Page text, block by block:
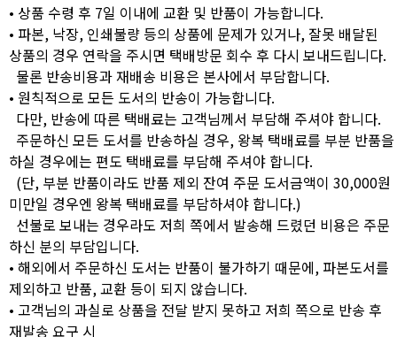
• 상품 수령 후 7일 이내에 교환 및 반품이 가능합니다.
• 파본, 낙장, 인쇄불량 등의 상품에 문제가 있거나, 잘못 배달된
상품의 경우 연락을 주시면 택배방문 회수 후 다시 보내드립니다.
물론 반송비용과 재배송 비용은 본사에서 부담합니다.
• 원칙적으로 모든 도서의 반송이 가능합니다.
다만, 반송에 따른 택배료는 고객님께서 부담해 주셔야 합니다.
주문하신 모든 도서를 반송하실 경우, 왕복 택배료를 부분 반품을
하실 경우에는 편도 택배료를 부담해 주셔야 합니다.
(단, 부분 반품이라도 반품 제외 잔여 주문 도서금액이 30,000원
미만일 경우엔 왕복 택배료를 부담하셔야 합니다.)
선불로 보내는 경우라도 저희 쪽에서 발송해 드렸던 비용은 주문
하신 분의 부담입니다.
• 해외에서 주문하신 도서는 반품이 불가하기 때문에, 파본도서를
제외하고 반품, 교환 등이 되지 않습니다.
• 고객님의 과실로 상품을 전달 받지 못하고 저희 쪽으로 반송 후
재발송 요구 시